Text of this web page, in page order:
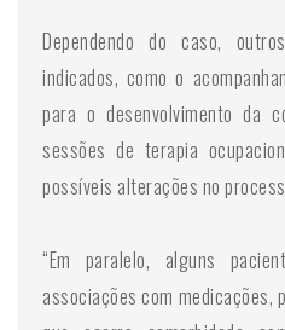
Dependendo do caso,
indicados, como o
para o desenvolvimento da
sessões de terapia
possíveis alterações no
“Em paralelo, alguns
associações com medicações,